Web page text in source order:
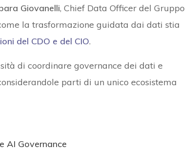
Giovanelli, Chief Data Officer del Gruppo
la trasformazione guidata dai dati stia
del CDO e del CIO.
di coordinare governance dei dati e
parti di un unico ecosistema
AI Governance